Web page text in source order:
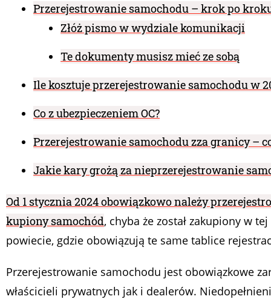
Przerejestrowanie samochodu – krok po
Złóż pismo w wydziale komunikacji
Te dokumenty musisz mieć ze sobą
Ile kosztuje przerejestrowanie samochodu w
Co z ubezpieczeniem OC?
Przerejestrowanie samochodu zza granicy –
Jakie kary grożą za nieprzerejestrowanie
Od 1 stycznia 2024 obowiązkowo należy
kupiony samochód, chyba że został zakupiony w
powiecie, gdzie obowiązują te same tablice
Przerejestrowanie samochodu jest obowiązkowe
właścicieli prywatnych jak i dealerów.